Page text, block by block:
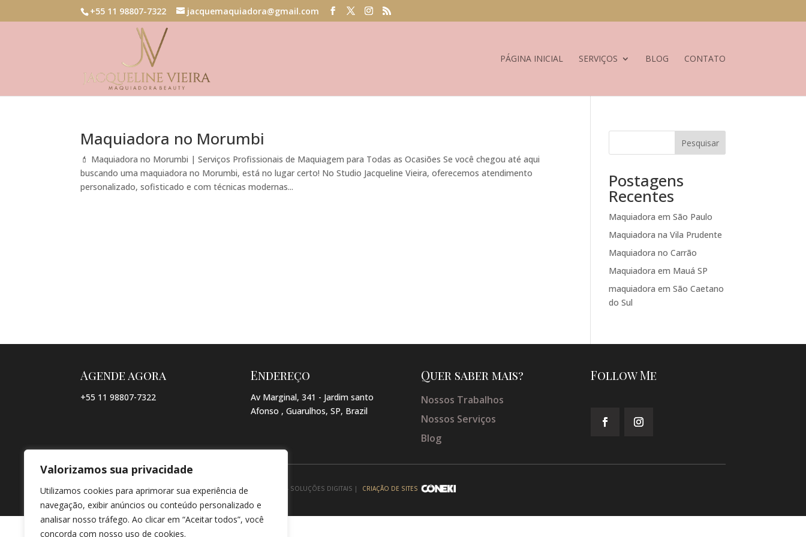
Valorizamos sua privacidade
Utilizamos cookies para aprimorar sua experiência de
navegação, exibir anúncios ou conteúdo personalizado e
analisar nosso tráfego. Ao clicar em “Aceitar todos”, você
concorda com nosso uso de cookies.
+55 11 98807-7322 jacquemaquiadora@gmail.com
PÁGINA INICIAL SERVIÇOS BLOG CONTATO
Maquiadora no Morumbi
💄 Maquiadora no Morumbi | Serviços Profissionais de Maquiagem para Todas as Ocasiões Se você chegou até aqui
buscando uma maquiadora no Morumbi, está no lugar certo! No Studio Jacqueline Vieira, oferecemos atendimento
personalizado, sofisticado e com técnicas modernas...
Pesquisar
Postagens
Recentes
Maquiadora em São Paulo
Maquiadora na Vila Prudente
Maquiadora no Carrão
Maquiadora em Mauá SP
maquiadora em São Caetano
do Sul
Agende agora
+55 11 98807-7322
Endereço
Av Marginal, 341 - Jardim santo
Afonso , Guarulhos, SP, Brazil
Quer saber mais?
Nossos Trabalhos
Nossos Serviços
Blog
Follow Me
© COPYRIGHT 2026 → JACQUELINE VIEIRA MAKEUP → POR: CONEKI - SOLUÇÕES DIGITAIS | CRIAÇÃO DE SITES